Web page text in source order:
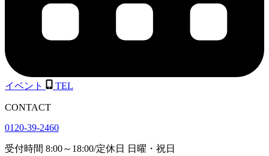
イベント TEL
CONTACT
0120-39-2460
受付時間 8:00～ 18:00/定休日 日曜・祝日